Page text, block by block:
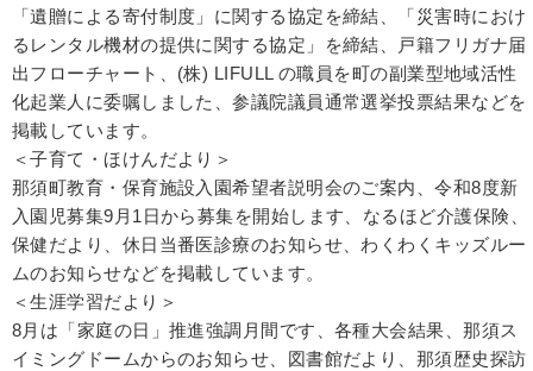
「遺贈による寄付制度」に関する協定を締結、「災害時におけ
るレンタル機材の提供に関する協定」を締結、戸籍フリガナ届
出フローチャート、(株) LIFULL の職員を町の副業型地域活性
化起業人に委嘱しました、参議院議員通常選挙投票結果などを
掲載しています。
＜子育て・ほけんだより＞
那須町教育・保育施設入園希望者説明会のご案内、令和8度新
入園児募集9月1日から募集を開始します、なるほど介護保険、
保健だより、休日当番医診療のお知らせ、わくわくキッズルー
ムのお知らせなどを掲載しています。
＜生涯学習だより＞
8月は「家庭の日」推進強調月間です、各種大会結果、那須ス
イミングドームからのお知らせ、図書館だより、那須歴史探訪